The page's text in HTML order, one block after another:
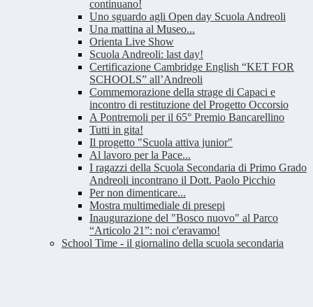
continuano!
Uno sguardo agli Open day Scuola Andreoli
Una mattina al Museo...
Orienta Live Show
Scuola Andreoli: last day!
Certificazione Cambridge English “KET FOR
SCHOOLS” all’Andreoli
Commemorazione della strage di Capaci e
incontro di restituzione del Progetto Occorsio
A Pontremoli per il 65° Premio Bancarellino
Tutti in gita!
Il progetto "Scuola attiva junior"
Al lavoro per la Pace...
I ragazzi della Scuola Secondaria di Primo Grado
Andreoli incontrano il Dott. Paolo Picchio
Per non dimenticare...
Mostra multimediale di presepi
Inaugurazione del "Bosco nuovo" al Parco
“Articolo 21”: noi c'eravamo!
School Time - il giornalino della scuola secondaria